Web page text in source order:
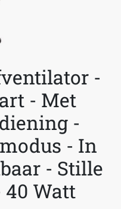
-
- Met
-
- In
- Stille
Watt